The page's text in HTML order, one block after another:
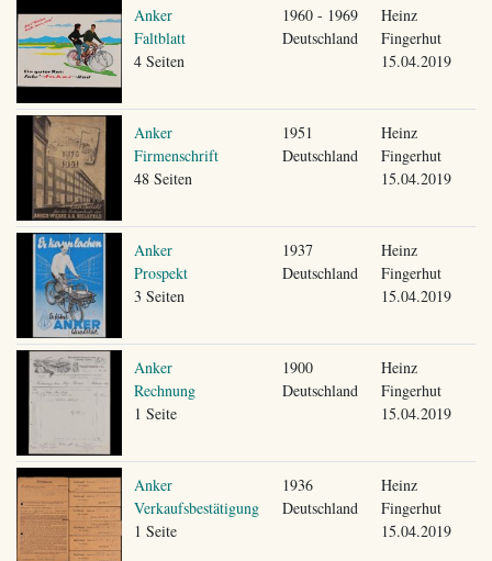
Anker
Faltblatt
4 Seiten
1960 - 1969
Deutschland
Heinz
Fingerhut
15.04.2019
Anker
Firmenschrift
48 Seiten
1951
Deutschland
Heinz
Fingerhut
15.04.2019
Anker
Prospekt
3 Seiten
1937
Deutschland
Heinz
Fingerhut
15.04.2019
Anker
Rechnung
1 Seite
1900
Deutschland
Heinz
Fingerhut
15.04.2019
Anker
Verkaufsbestätigung
1 Seite
1936
Deutschland
Heinz
Fingerhut
15.04.2019